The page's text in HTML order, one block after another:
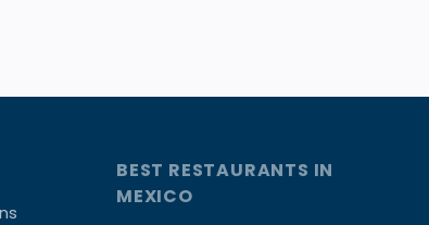
BEST RESTAURANTS IN
MEXICO